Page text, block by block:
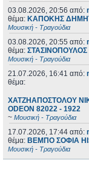
03.08.2026, 20:56 από:
θέμα: ΚΑΠΟΚΗΣ
Μουσική - Τραγούδια
03.08.2026, 20:55 από:
θέμα: ΣΤΑΣΙΝΟΠΟΥΛΟΣ
Μουσική - Τραγούδια
21.07.2026, 16:41 από:
θέμα:
ΧΑΤΖΗΑΠΟΣΤΟΛΟΥ
ODEON 82022 - 1922
~ Μουσική - Τραγούδια
17.07.2026, 17:44 από:
θέμα: ΒΕΜΠΟ ΣΟΦΙΑ
Μουσική - Τραγούδια